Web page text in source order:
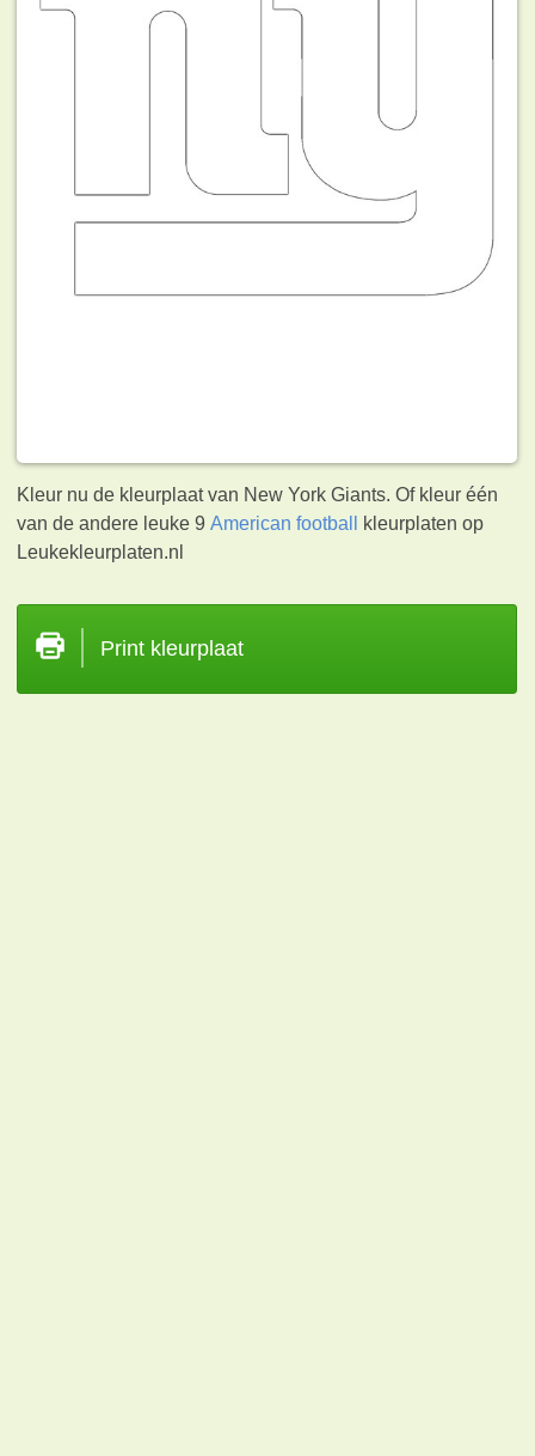
Kleur nu de kleurplaat van New York Giants. Of kleur één
van de andere leuke 9American football
kleurplaten op
Leukekleurplaten.nl
Print kleurplaat